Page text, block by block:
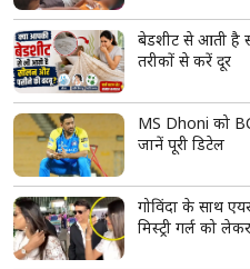
राहुल गांधी ने
हैं एक्टिव; जानें किन
बिहार:
मारी गोली, कंधे के
बिहार के सहरसा
ज्यादा लोग